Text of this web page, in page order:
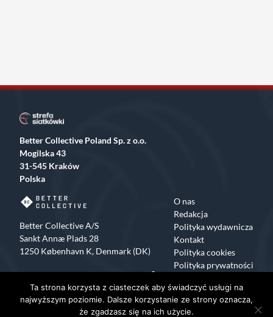
Better Collective Poland Sp. z o.o.
Mogilska 43
31-545 Kraków
Polska
Better Collective A/S
Sankt Annæ Plads 28
1250 København K, Denmark (DK)
O nas
Redakcja
Polityka wydawnicza
Kontakt
Polityka cookies
Polityka prywatności
Facebook
X Instagram
TikTok
Copyrights 2015-2024 Strefa Siatkówki All rights reserved
Ta strona korzysta z ciasteczek aby świadczyć usługi na
najwyższym poziomie. Dalsze korzystanie ze strony oznacza,
że zgadzasz się na ich użycie.